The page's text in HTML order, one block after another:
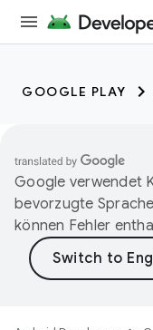
GOOGLE PLAY
Google verwendet
bevorzugte
können Fehler